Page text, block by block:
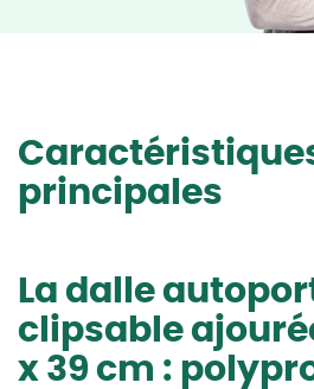
principales
La dalle
clipsable
x 39 cm :